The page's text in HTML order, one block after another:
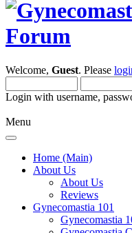
Welcome, Guest. Please
Login with username,
Menu
Home (Main)
About Us
About Us
Reviews
Gynecomastia 101
Gynecomastia